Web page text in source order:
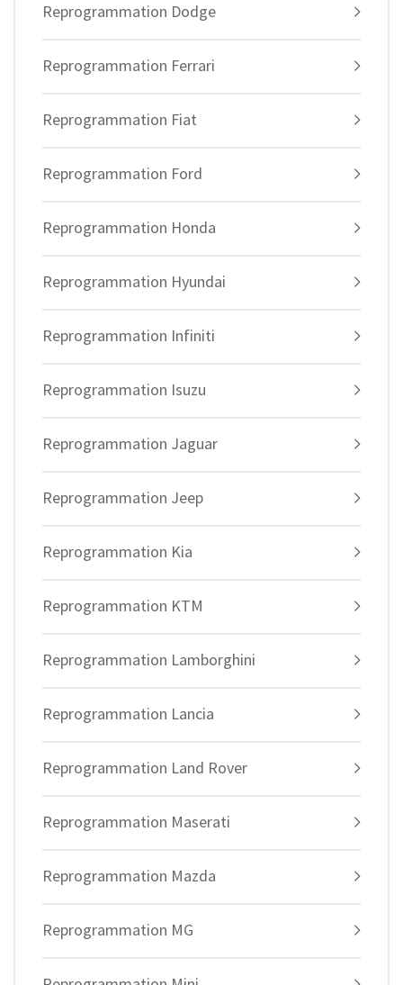
Reprogrammation Dodge
Reprogrammation Ferrari
Reprogrammation Fiat
Reprogrammation Ford
Reprogrammation Honda
Reprogrammation Hyundai
Reprogrammation Infiniti
Reprogrammation Isuzu
Reprogrammation Jaguar
Reprogrammation Jeep
Reprogrammation Kia
Reprogrammation KTM
Reprogrammation Lamborghini
Reprogrammation Lancia
Reprogrammation Land Rover
Reprogrammation Maserati
Reprogrammation Mazda
Reprogrammation MG